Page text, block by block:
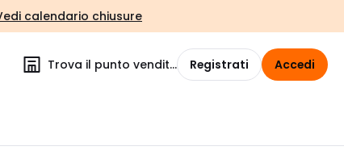
calendario chiusure
Trova il punto vendita Registrati Accedi